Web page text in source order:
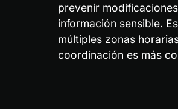
prevenir
información sensible.
múltiples zonas
coordinación es más